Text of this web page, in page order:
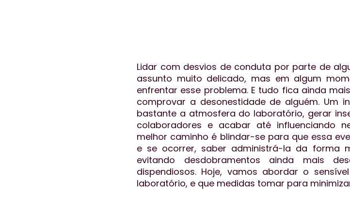
Lidar com desvios de conduta por parte de
assunto muito delicado, mas em algum
enfrentar esse problema. E tudo fica ainda
comprovar a desonestidade de alguém. Um
bastante a atmosfera do laboratório, gerar
colaboradores e acabar até influenciando
melhor caminho é blindar-se para que essa
e se ocorrer, saber administrá-la da forma
evitando desdobramentos ainda mais
dispendiosos. Hoje, vamos abordar o
laboratório, e que medidas tomar para